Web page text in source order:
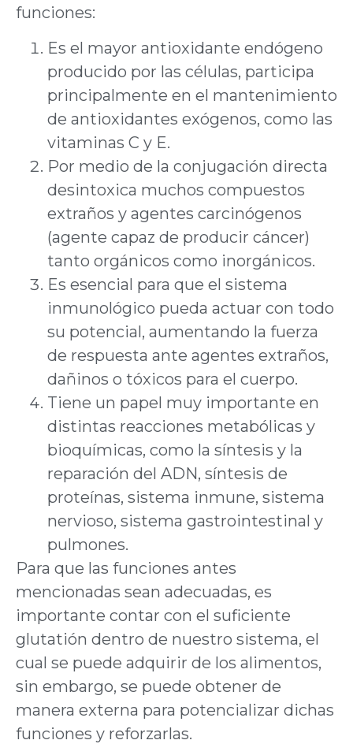
funciones:
Es el mayor antioxidante endógeno
producido por las células, participa
principalmente en el mantenimiento
de antioxidantes exógenos, como las
vitaminas C y E.
Por medio de la conjugación directa
desintoxica muchos compuestos
extraños y agentes carcinógenos
(agente capaz de producir cáncer)
tanto orgánicos como inorgánicos.
Es esencial para que el sistema
inmunológico pueda actuar con todo
su potencial, aumentando la fuerza
de respuesta ante agentes extraños,
dañinos o tóxicos para el cuerpo.
Tiene un papel muy importante en
distintas reacciones metabólicas y
bioquímicas, como la síntesis y la
reparación del ADN, síntesis de
proteínas, sistema inmune, sistema
nervioso, sistema gastrointestinal y
pulmones.
Para que las funciones antes
mencionadas sean adecuadas, es
importante contar con el suficiente
glutatión dentro de nuestro sistema, el
cual se puede adquirir de los alimentos,
sin embargo, se puede obtener de
manera externa para potencializar dichas
funciones y reforzarlas.